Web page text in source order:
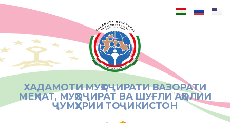
ХАДАМОТИ МУҲОҶИРАТИ ВАЗОРАТИ
МЕҲНАТ, МУҲОҶИРАТ ВА ШУҒЛИ АҲОЛИИ
ҶУМҲУРИИ ТОҶИКИСТОН